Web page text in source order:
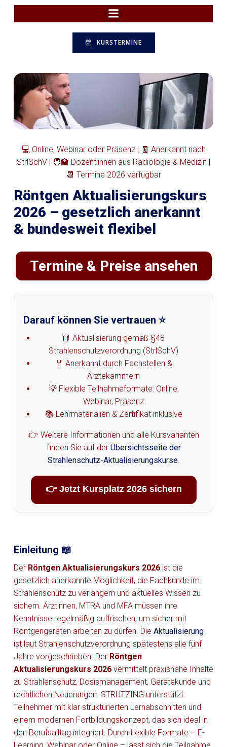
Zum
Inhalt
KURSTERMINE
💻 Online, Webinar oder Präsenz | 🧾 Anerkannt nach
StrlSchV | 🧑‍🏫 Dozent:innen aus Radiologie & Medizin |
📆 Termine 2026 verfügbar
Röntgen Aktualisierungskurs
2026 – gesetzlich anerkannt
& bundesweit flexibel
Termine & Preise ansehen
Darauf können Sie vertrauen ⭐
📘 Aktualisierung gemäß §48
Strahlenschutzverordnung (StrlSchV)
🏅 Anerkannt durch Fachstellen &
Ärztekammern
💡 Flexible Teilnahmeformate: Online,
Webinar, Präsenz
📚 Lehrmaterialien & Zertifikat inklusive
👉 Weitere Informationen und alle Kursvarianten
finden Sie auf der Übersichtsseite der
Strahlenschutz-Aktualisierungskurse.
👉 Jetzt Kursplatz 2026 sichern
Einleitung 📖
Der Röntgen Aktualisierungskurs 2026 ist die
gesetzlich anerkannte Möglichkeit, die Fachkunde im
Strahlenschutz zu verlängern und aktuelles Wissen zu
sichern. Ärztinnen, MTRA und MFA müssen ihre
Kenntnisse regelmäßig auffrischen, um sicher mit
Röntgengeräten arbeiten zu dürfen. Die Aktualisierung
ist laut Strahlenschutzverordnung spätestens alle fünf
Jahre vorgeschrieben. Der Röntgen
Aktualisierungskurs 2026 vermittelt praxisnahe Inhalte
zu Strahlenschutz, Dosismanagement, Gerätekunde und
rechtlichen Neuerungen. STRUTZING unterstützt
Teilnehmer mit klar strukturierten Lernabschnitten und
einem modernen Fortbildungskonzept, das sich ideal in
den Berufsalltag integriert. Durch flexible Formate – E-